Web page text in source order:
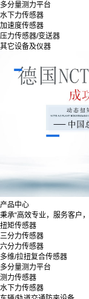
多分量测力平台
水下力传感器
加速度传感器
压力传感器/变送器
其它设备及仪器
产品中心
秉承“高效专业，服务客户
扭矩传感器
三分力传感器
六分力传感器
多维/拉扭复合传感器
多分量测力平台
测力传感器
水下力传感器